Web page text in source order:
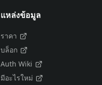
แหล่งข้อมูล
ราคา
บล็อก
Auth Wiki
มีอะไรใหม่